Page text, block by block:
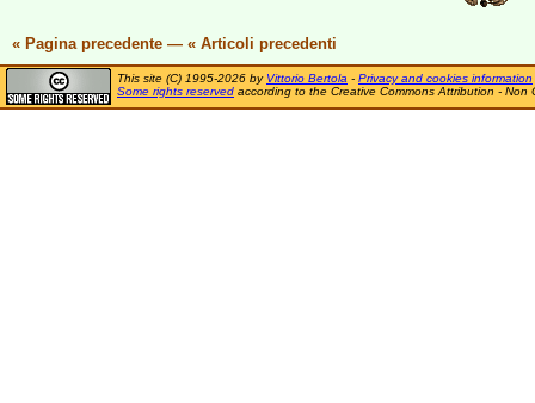
« Pagina precedente — « Articoli precedenti
This site (C) 1995-2026 by Vittorio Bertola - Privacy and cookies information
Some rights reserved according to the Creative Commons Attribution - Non